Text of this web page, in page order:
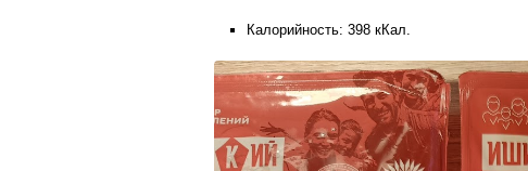
Калорийность: 398 кКал.